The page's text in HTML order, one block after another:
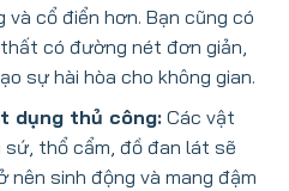
cổ điển hơn. Bạn cũng có
có đường nét đơn giản,
sự hài hòa cho không gian.
dụng thủ công:Các vật
thổ cẩm, đồ đan lát sẽ
nên sinh động và mang đậm